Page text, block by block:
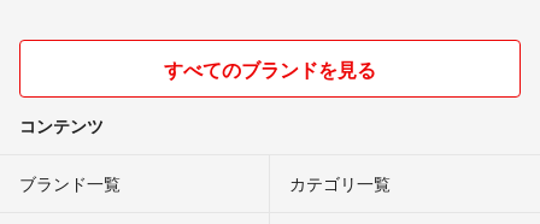
すべてのブランドを見る
コンテンツ
ブランド一覧 カテゴリ一覧